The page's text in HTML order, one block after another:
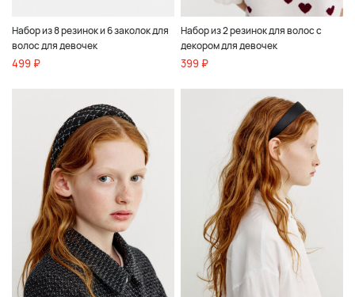
Набор из 8 резинок и 6 заколок для
волос для девочек
499 ₽
Набор из 2 резинок для волос с
декором для девочек
399 ₽